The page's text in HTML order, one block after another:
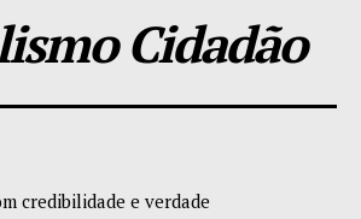
Cidadão
credibilidade e verdade